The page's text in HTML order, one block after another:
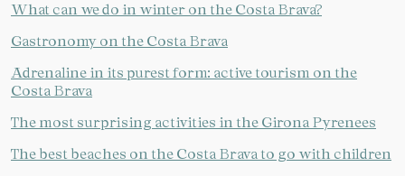
What can we do in winter on the Costa Brava?
Gastronomy on the Costa Brava
Adrenaline in its purest form: active tourism on the
Costa Brava
The most surprising activities in the Girona Pyrenees
The best beaches on the Costa Brava to go with children